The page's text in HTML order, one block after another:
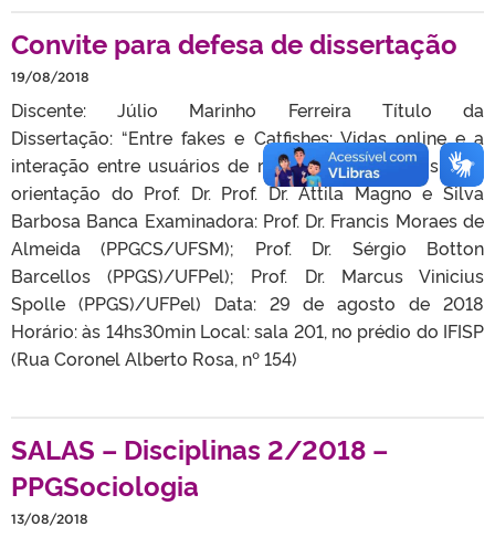
Convite para defesa de dissertação
19/08/2018
Discente: Júlio Marinho Ferreira Título da
Dissertação: “Entre fakes e Catfishes: Vidas online e a
interação entre usuários de redes sociais virtuais”, sob
orientação do Prof. Dr. Prof. Dr. Attila Magno e Silva
Barbosa Banca Examinadora: Prof. Dr. Francis Moraes de
Almeida (PPGCS/UFSM); Prof. Dr. Sérgio Botton
Barcellos (PPGS)/UFPel); Prof. Dr. Marcus Vinicius
Spolle (PPGS)/UFPel) Data: 29 de agosto de 2018
Horário: às 14hs30min Local: sala 201, no prédio do IFISP
(Rua Coronel Alberto Rosa, nº 154)
SALAS – Disciplinas 2/2018 –
PPGSociologia
13/08/2018